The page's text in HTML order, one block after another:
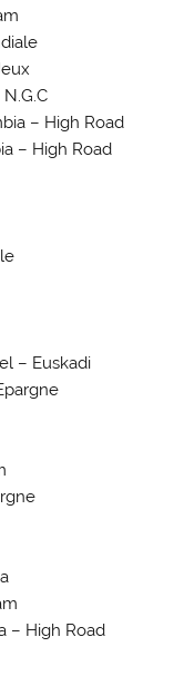
– High Road
– High Road
– Euskadi
– High Road